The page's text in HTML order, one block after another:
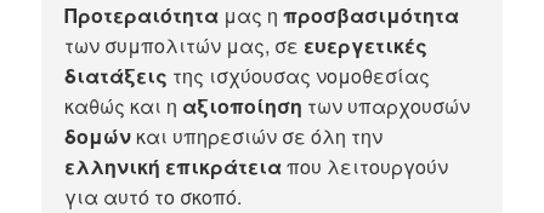
Προτεραιότητα μας ηπροσβασιμότητα
των συμπολιτών μας, σε ευεργετικές
διατάξεις της ισχύουσας νομοθεσίας
καθώς και η αξιοποίηση των υπαρχουσών
δομών και υπηρεσιών σε όλη την
ελληνική επικράτειαπου λειτουργούν
για αυτό το σκοπό.​